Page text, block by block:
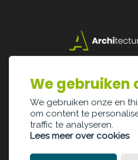
3500 Hasselt
info@architectura.be
We gebruiken
We gebruiken onze en
om content te
traffic te analyseren.
Lees meer over cookies